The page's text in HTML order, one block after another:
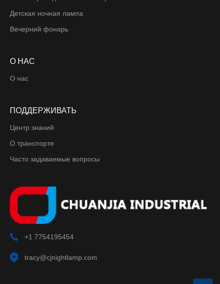
Детская ночная лампа
Вечерний фонарь
О НАС
О нас
ПОДДЕРЖИВАТЬ
Центр знаний
О транспорте
Часто задаваемые вопросы
+1 7754195454
tracy@cjnightlamp.com